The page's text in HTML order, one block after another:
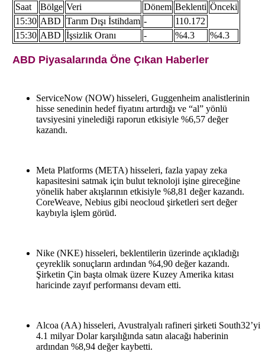
Saat Bölge Veri Dönem Beklenti Önceki
15:30 ABD Tarım Dışı İstihdam -
110.172
15:30 ABD İşsizlik Oranı - %4.3 %4.3
ABD Piyasalarında Öne Çıkan Haberler
ServiceNow (NOW) hisseleri, Guggenheim analistlerinin
hisse senedinin hedef fiyatını artırdığı ve “al” yönlü
tavsiyesini yinelediği raporun etkisiyle %6,57 değer
kazandı.
Meta Platforms (META) hisseleri, fazla yapay zeka
kapasitesini satmak için bulut teknoloji işine gireceğine
yönelik haber akışlarının etkisiyle %8,81 değer kazandı.
CoreWeave, Nebius gibi neocloud şirketleri sert değer
kaybıyla işlem görüd.
Nike (NKE) hisseleri, beklentilerin üzerinde açıkladığı
çeyreklik sonuçların ardından %4,90 değer kazandı.
Şirketin Çin başta olmak üzere Kuzey Amerika kıtası
haricinde zayıf performansı devam etti.
Alcoa (AA) hisseleri, Avustralyalı rafineri şirketi South32’yi
4.1 milyar Dolar karşılığında satın alacağı haberinin
ardından %8,94 değer kaybetti.